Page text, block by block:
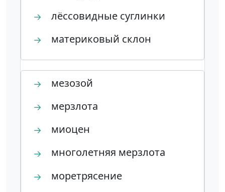
→ лёссовидные суглинки
→ материковый склон
→ мезозой
→ мерзлота
→ миоцен
→ многолетняя мерзлота
→ моретрясение